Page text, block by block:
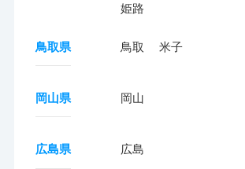
姫路
鳥取県 鳥取 米子
岡山県 岡山
広島県 広島